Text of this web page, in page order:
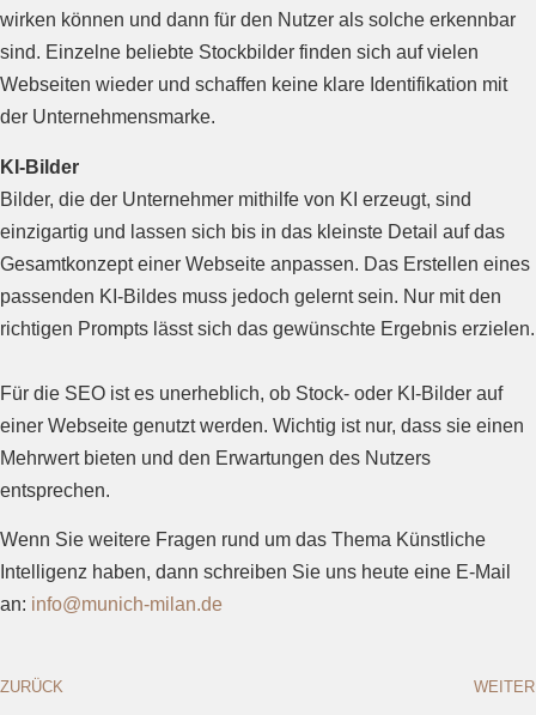
wirken können und dann für den Nutzer als solche erkennbar
sind. Einzelne beliebte Stockbilder finden sich auf vielen
Webseiten wieder und schaffen keine klare Identifikation mit
der Unternehmensmarke.
KI-Bilder
Bilder, die der Unternehmer mithilfe von KI erzeugt, sind
einzigartig und lassen sich bis in das kleinste Detail auf das
Gesamtkonzept einer Webseite anpassen. Das Erstellen eines
passenden KI-Bildes muss jedoch gelernt sein. Nur mit den
richtigen Prompts lässt sich das gewünschte Ergebnis erzielen.
Für die SEO ist es unerheblich, ob Stock- oder KI-Bilder auf
einer Webseite genutzt werden. Wichtig ist nur, dass sie einen
Mehrwert bieten und den Erwartungen des Nutzers
entsprechen.
Wenn Sie weitere Fragen rund um das Thema Künstliche
Intelligenz haben, dann schreiben Sie uns heute eine E-Mail
an: info@munich-milan.de
ZURÜCK WEITER